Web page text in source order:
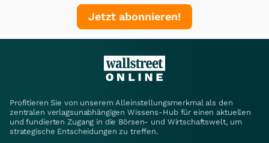
Jetzt abonnieren!
Profitieren Sie von unserem Alleinstellungsmerkmal als den
zentralen verlagsunabhängigen Wissens-Hub für einen aktuellen
und fundierten Zugang in die Börsen- und Wirtschaftswelt, um
strategische Entscheidungen zu treffen.